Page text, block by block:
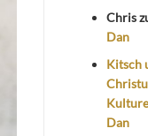
Chris
Dan
Kitsch
Dan